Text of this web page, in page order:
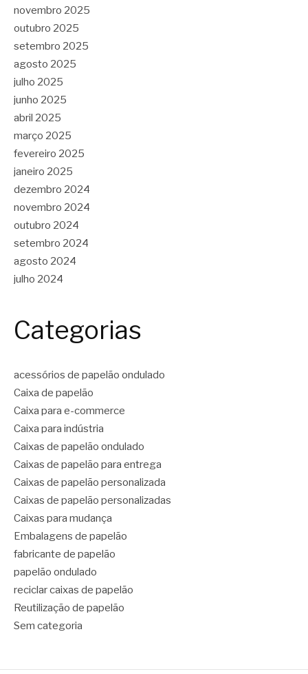
novembro 2025
outubro 2025
setembro 2025
agosto 2025
julho 2025
junho 2025
abril 2025
março 2025
fevereiro 2025
janeiro 2025
dezembro 2024
novembro 2024
outubro 2024
setembro 2024
agosto 2024
julho 2024
Categorias
acessórios de papelão ondulado
Caixa de papelão
Caixa para e-commerce
Caixa para indústria
Caixas de papelão ondulado
Caixas de papelão para entrega
Caixas de papelão personalizada
Caixas de papelão personalizadas
Caixas para mudança
Embalagens de papelão
fabricante de papelão
papelão ondulado
reciclar caixas de papelão
Reutilização de papelão
Sem categoria